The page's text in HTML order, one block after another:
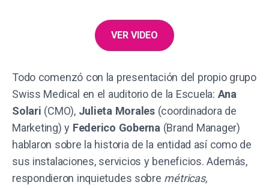
VER VIDEO
Todo comenzó con la presentación del propio grupo
Swiss Medical en el auditorio de la Escuela: Ana
Solari (CMO), Julieta Morales(coordinadora de
Marketing) y Federico Goberna (Brand Manager)
hablaron sobre la historia de la entidad así como de
sus instalaciones, servicios y beneficios. Además,
respondieron inquietudes sobre métricas,